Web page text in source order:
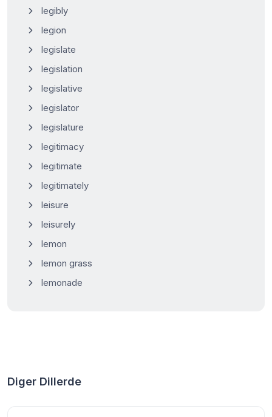
legibly
legion
legislate
legislation
legislative
legislator
legislature
legitimacy
legitimate
legitimately
leisure
leisurely
lemon
lemon grass
lemonade
Diger Dillerde